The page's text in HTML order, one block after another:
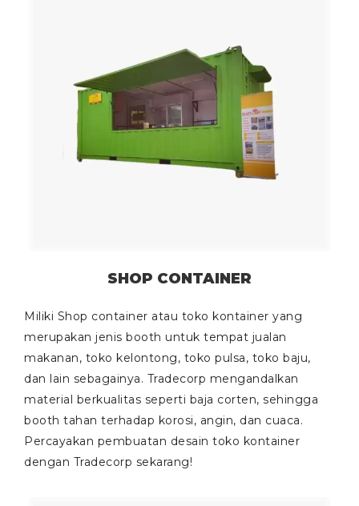
SHOP CONTAINER
Miliki Shop container atau toko kontainer yang
merupakan jenis booth untuk tempat jualan
makanan, toko kelontong, toko pulsa, toko baju,
dan lain sebagainya. Tradecorp mengandalkan
material berkualitas seperti baja corten, sehingga
booth tahan terhadap korosi, angin, dan cuaca.
Percayakan pembuatan desain toko kontainer
dengan Tradecorp sekarang!